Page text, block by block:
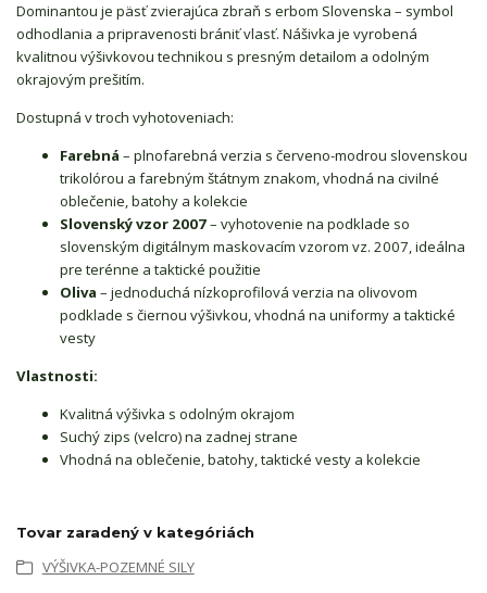
Dominantou je päsť zvierajúca zbraň s erbom Slovenska – symbol
odhodlania a pripravenosti brániť vlasť. Nášivka je vyrobená
kvalitnou výšivkovou technikou s presným detailom a odolným
okrajovým prešitím.
Dostupná v troch vyhotoveniach:
Farebná – plnofarebná verzia s červeno-modrou slovenskou
trikolórou a farebným štátnym znakom, vhodná na civilné
oblečenie, batohy a kolekcie
Slovenský vzor 2007– vyhotovenie na podklade so
slovenským digitálnym maskovacím vzorom vz. 2007, ideálna
pre terénne a taktické použitie
Oliva – jednoduchá nízkoprofilová verzia na olivovom
podklade s čiernou výšivkou, vhodná na uniformy a taktické
vesty
Vlastnosti:
Kvalitná výšivka s odolným okrajom
Suchý zips (velcro) na zadnej strane
Vhodná na oblečenie, batohy, taktické vesty a kolekcie
Tovar zaradený v kategóriách
VÝŠIVKA-POZEMNÉ SILY